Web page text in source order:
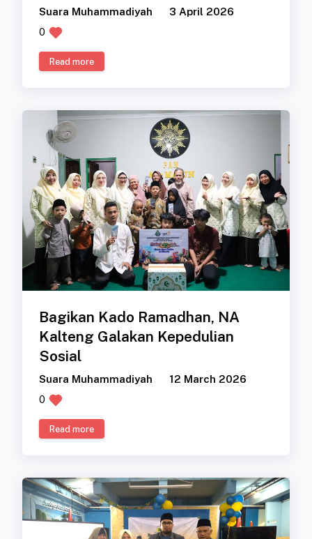
Suara Muhammadiyah
3 April 2026
0
Read more
Bagikan Kado Ramadhan, NA
Kalteng Galakan Kepedulian
Sosial
Suara Muhammadiyah
12 March 2026
0
Read more